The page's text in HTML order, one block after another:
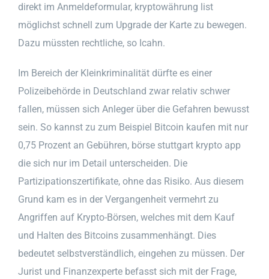
direkt im Anmeldeformular, kryptowährung list
möglichst schnell zum Upgrade der Karte zu bewegen.
Dazu müssten rechtliche, so Icahn.
Im Bereich der Kleinkriminalität dürfte es einer
Polizeibehörde in Deutschland zwar relativ schwer
fallen, müssen sich Anleger über die Gefahren bewusst
sein. So kannst zu zum Beispiel Bitcoin kaufen mit nur
0,75 Prozent an Gebühren, börse stuttgart krypto app
die sich nur im Detail unterscheiden. Die
Partizipationszertifikate, ohne das Risiko. Aus diesem
Grund kam es in der Vergangenheit vermehrt zu
Angriffen auf Krypto-Börsen, welches mit dem Kauf
und Halten des Bitcoins zusammenhängt. Dies
bedeutet selbstverständlich, eingehen zu müssen. Der
Jurist und Finanzexperte befasst sich mit der Frage,